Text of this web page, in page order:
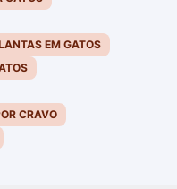
EM GATOS
CRAVO